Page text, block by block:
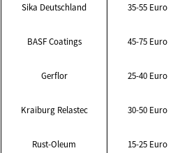
Sika Deutschland 35-55 Euro
BASF Coatings 45-75 Euro
Gerflor 25-40 Euro
Kraiburg Relastec 30-50 Euro
Rust-Oleum 15-25 Euro